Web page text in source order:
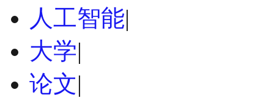
人工智能|
大学|
论文|